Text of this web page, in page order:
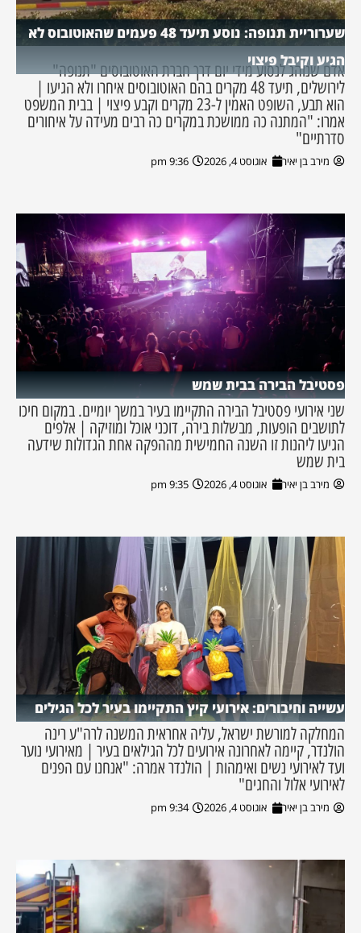
שערוריית תנופה: נוסע תיעד 48 פעמים שהאוטובוס לא
הגיע וקיבל פיצוי
אדם שנוהג לנסוע מידי יום דרך חברת האוטובוסים "תנופה"
לירושלים, תיעד 48 מקרים בהם האוטובוסים איחרו ולא הגיעו |
הוא תבע, השופט האמין ל-23 מקרים וקבע פיצוי | בבית המשפט
אמרו: "המתנה כה ממושכת במקרים כה רבים מעידה על איחורים
סדרתיים"
מירב בן יאיר אוגוסט 4, 2026 9:36 pm
פסטיבל הבירה בבית שמש
שני אירועי פסטיבל הבירה התקיימו בעיר במשך יומיים. במקום חיכו
לתושבים הופעות, מבשלות בירה, דוכני אוכל ומוזיקה | אלפים
הגיעו ליהנות זו השנה החמישית מההפקה אחת הגדולות שידעה
בית שמש
מירב בן יאיר אוגוסט 4, 2026 9:35 pm
עשייה וחיבורים: אירועי קיץ התקיימו בעיר לכל הגילים
המחלקה למורשת ישראל, עליה אחראית המשנה לרה"ע רינה
הולנדר, קיימה לאחרונה אירועים לכל הגילאים בעיר | מאירועי נוער
ועד לאירועי נשים ואימהות | הולנדר אמרה: "אנחנו עם הפנים
לאירועי אלול והחגים"
מירב בן יאיר אוגוסט 4, 2026 9:34 pm